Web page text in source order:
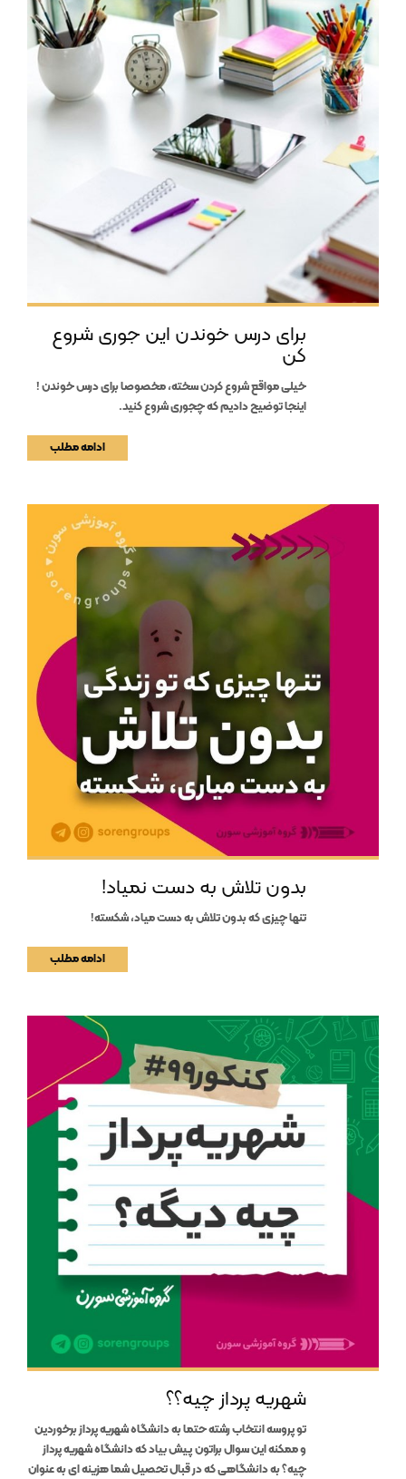
برای درس خوندن این جوری شروع
کن
خیلی مواقع شروع کردن سخته، مخصوصا برای درس خوندن !
اینجا توضیح دادیم که چجوری شروع کنید.
ادامه مطلب
بدون تلاش به دست نمیاد!
تنها چیزی که بدون تلاش به دست میاد، شکسته!
ادامه مطلب
شهریه پرداز چیه؟؟
تو پروسه انتخاب رشته حتما به دانشگاه شهریه پرداز برخوردین
و ممکنه این سوال براتون پیش بیاد که دانشگاه شهریه پرداز
چیه؟ به دانشگاهی که در قبال تحصیل شما هزینه ای به عنوان